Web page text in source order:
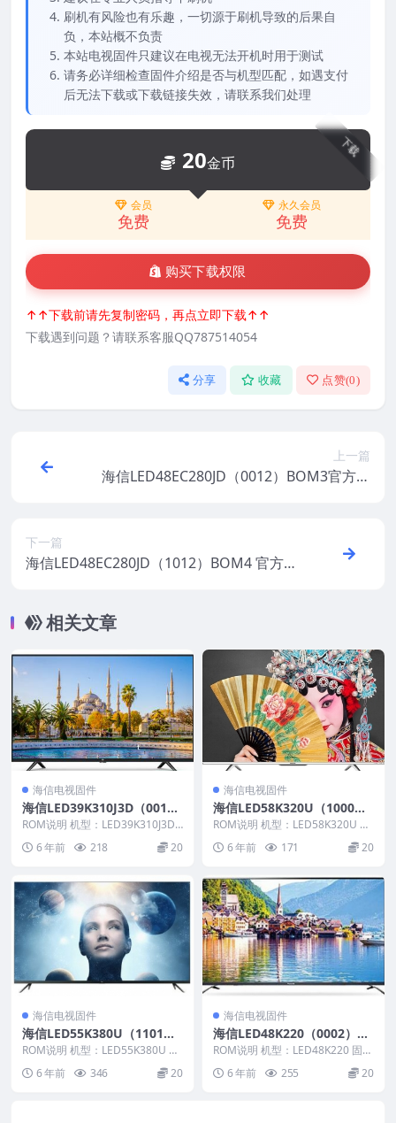
刷机有风险也有乐趣，一切源于刷机导致的后果自
负，本站概不负责
本站电视固件只建议在电视无法开机时用于测试
请务必详细检查固件介绍是否与机型匹配，如遇支付
后无法下载或下载链接失效，请联系我们处理
下载
20金币
会员
免费
永久会员
免费
购买下载权限
↑↑下载前请先复制密码，再点立即下载↑↑
下载遇到问题？请联系客服QQ787514054
分享 收藏 点赞(0)
上一篇
海信LED48EC280JD（0012）BOM3官方原
下一篇
海信LED48EC280JD（1012）BOM4 官方原
相关文章
海信电视固件
海信LED39K310J3D（001
5）BOM6官方原厂USB刷机
电视固件包
ROM说明 机型：LED39K310J3D
固件版本：（0015） BOM：6 ...
6 年前 218 20
海信电视固件
海信LED58K320U（1000）
BOM2_C002_20150129官方
原厂USB刷机电视固件包
ROM说明 机型：LED58K320U 固
件版本：（1000） BOM：2 海
信...6 年前 171 20
海信电视固件
海信LED55K380U（1101）
BOM4官方原厂USB刷机电视
固件包
ROM说明 机型：LED55K380U 固
件版本：（1101） BOM：4 海
信...6 年前 346 20
海信电视固件
海信LED48K220（0002）B
OM3官方原厂USB刷机电视
固件包
ROM说明 机型：LED48K220 固件
版本：（0002） BOM：3 海信L...
6 年前 255 20